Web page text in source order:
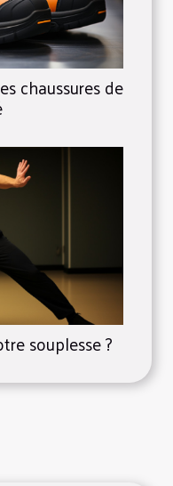
chaussures de
souplesse ?